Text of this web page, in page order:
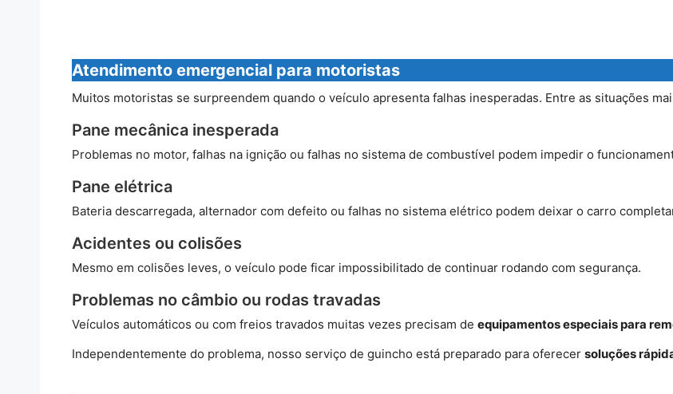
Atendimento emergencial para motoristas
Muitos motoristas se surpreendem quando o veículo apresenta falhas inesperadas. Entre as situações
Pane mecânica inesperada
Problemas no motor, falhas na ignição ou falhas no sistema de combustível podem impedir o
Pane elétrica
Bateria descarregada, alternador com defeito ou falhas no sistema elétrico podem deixar o carro
Acidentes ou colisões
Mesmo em colisões leves, o veículo pode ficar impossibilitado de continuar rodando com segurança.
Problemas no câmbio ou rodas travadas
Veículos automáticos ou com freios travados muitas vezes precisam de equipamentos especiais para
Independentemente do problema, nosso serviço de guincho está preparado para oferecer soluções